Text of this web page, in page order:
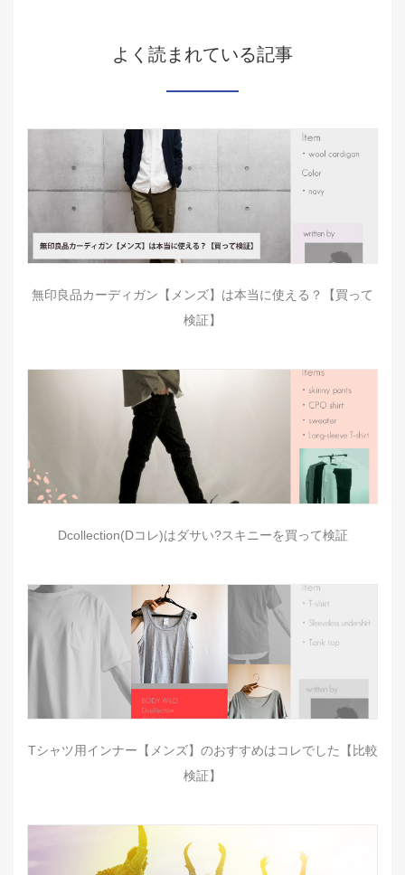
よく読まれている記事
無印良品カーディガン【メンズ】は本当に使える？【買って
検証】
Dcollection(Dコレ)はダサい?スキニーを買って検証
Tシャツ用インナー【メンズ】のおすすめはコレでした【比較
検証】